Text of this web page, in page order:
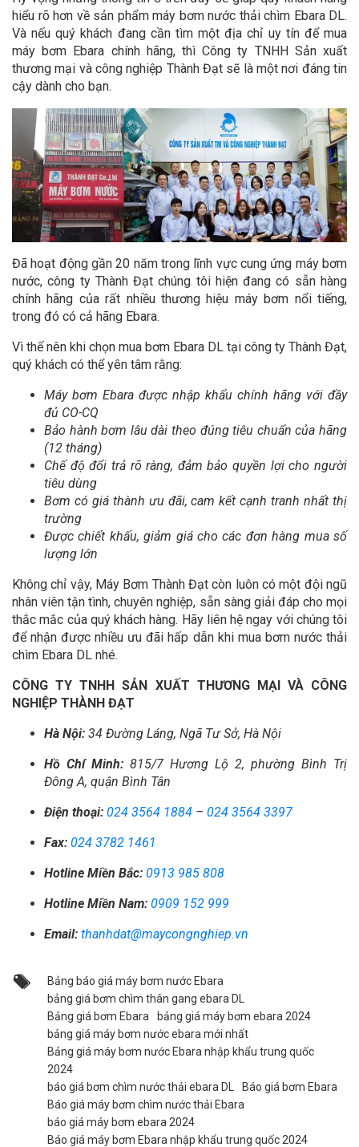
hiểu rõ hơn về sản phẩm máy bơm nước thải chìm Ebara DL.
Và nếu quý khách đang cần tìm một địa chỉ uy tín để mua
máy bơm Ebara chính hãng, thì Công ty TNHH Sản xuất
thương mại và công nghiệp Thành Đạt sẽ là một nơi đáng tin
cậy dành cho bạn.
Đã hoạt động gần 20 năm trong lĩnh vực cung ứng máy bơm
nước, công ty Thành Đạt chúng tôi hiện đang có sẵn hàng
chính hãng của rất nhiều thương hiệu máy bơm nổi tiếng,
trong đó có cả hãng Ebara.
Vì thế nên khi chọn mua bơm Ebara DL tại công ty Thành Đạt,
quý khách có thể yên tâm rằng:
Máy bơm Ebara được nhập khẩu chính hãng với đầy
đủ CO-CQ
Bảo hành bơm lâu dài theo đúng tiêu chuẩn của hãng
(12 tháng)
Chế độ đổi trả rõ ràng, đảm bảo quyền lợi cho người
tiêu dùng
Bơm có giá thành ưu đãi, cam kết cạnh tranh nhất thị
trường
Được chiết khấu, giảm giá cho các đơn hàng mua số
lượng lớn
Không chỉ vậy, Máy Bơm Thành Đạt còn luôn có một đội ngũ
nhân viên tận tình, chuyên nghiệp, sẵn sàng giải đáp cho mọi
thắc mắc của quý khách hàng. Hãy liên hệ ngay với chúng tôi
để nhận được nhiều ưu đãi hấp dẫn khi mua bơm nước thải
chìm Ebara DL nhé.
CÔNG TY TNHH SẢN XUẤT THƯƠNG MẠI VÀ CÔNG
NGHIỆP THÀNH ĐẠT
Hà Nội: 34 Đường Láng, Ngã Tư Sở, Hà Nội
Hồ Chí Minh: 815/7 Hương Lộ 2, phường Bình Trị
Đông A, quận Bình Tân
Điện thoại: 024 3564 1884 – 024 3564 3397
Fax: 024 3782 1461
Hotline Miền Bắc: 0913 985 808
Hotline Miền Nam: 0909 152 999
Email: thanhdat@maycongnghiep.vn
Bảng báo giá máy bơm nước Ebara
bảng giá bơm chìm thân gang ebara DL
Bảng giá bơm Ebara
bảng giá máy bơm ebara 2024
bảng giá máy bơm nước ebara mới nhất
Bảng giá máy bơm nước Ebara nhập khẩu trung quốc
2024
báo giá bơm chìm nước thải ebara DL
Báo giá bơm Ebara
Báo giá máy bơm chìm nước thải Ebara
báo giá máy bơm ebara 2024
Báo giá máy bơm Ebara nhập khẩu trung quốc 2024